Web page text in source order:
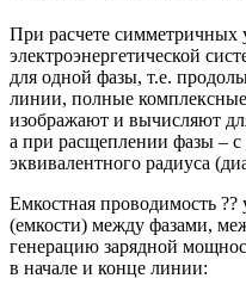
При расчете симметричных
электроэнергетической
для одной фазы, т.е.
линии, полные
изображают и вычисляют
а при расщеплении фазы – с
эквивалентного радиуса
Емкостная проводимость
(емкости) между фазами,
генерацию зарядной
в начале и конце линии: